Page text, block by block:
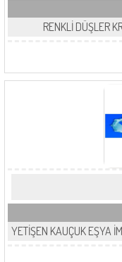
RENKLİ DÜŞLER
YETİŞEN KAUÇUK EŞYA